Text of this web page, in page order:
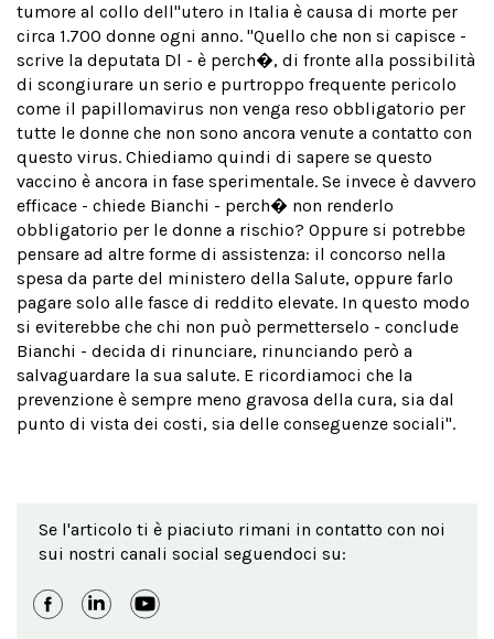
tumore al collo dell''utero in Italia è causa di morte per
circa 1.700 donne ogni anno. "Quello che non si capisce -
scrive la deputata Dl - è perch�, di fronte alla possibilità
di scongiurare un serio e purtroppo frequente pericolo
come il papillomavirus non venga reso obbligatorio per
tutte le donne che non sono ancora venute a contatto con
questo virus. Chiediamo quindi di sapere se questo
vaccino è ancora in fase sperimentale. Se invece è davvero
efficace - chiede Bianchi - perch� non renderlo
obbligatorio per le donne a rischio? Oppure si potrebbe
pensare ad altre forme di assistenza: il concorso nella
spesa da parte del ministero della Salute, oppure farlo
pagare solo alle fasce di reddito elevate. In questo modo
si eviterebbe che chi non può permetterselo - conclude
Bianchi - decida di rinunciare, rinunciando però a
salvaguardare la sua salute. E ricordiamoci che la
prevenzione è sempre meno gravosa della cura, sia dal
punto di vista dei costi, sia delle conseguenze sociali".
Se l'articolo ti è piaciuto rimani in contatto con noi
sui nostri canali social seguendoci su: